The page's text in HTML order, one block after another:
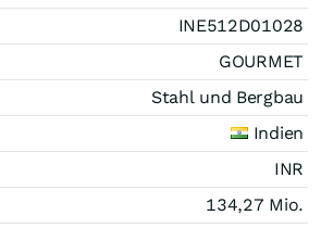
INE512D01028
GOURMET
Stahl und Bergbau
Indien
INR
134,27 Mio.